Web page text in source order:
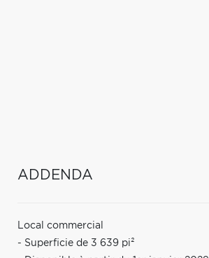
ADDENDA
Local commercial
- Superficie de 3 639 pi²